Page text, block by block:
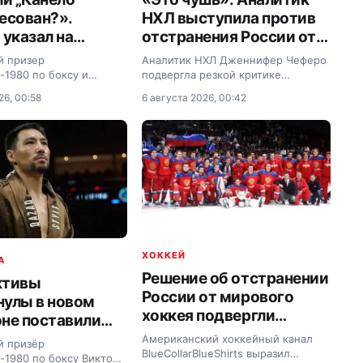
на
призер
по боксу и
длительных простоях
чемпиона мира WBO
и оценил
в
развитии…
00:58
НХЛ выступила против
отстранения России от
мирового хоккея
Аналитик НХЛ Дженнифер Чеферо
подвергла резкой критике
федерации хоккея сохранить
отстранение сборной России от
международных соревнований.
6 августа 2026, 00:42
в новом
поставили
призёр
по боксу Виктор
ХОККЕЙ
Решение об отстранении
России от мирового
хоккея подвергли
критике
Американский хоккейный канал
BlueCollarBlueShirts выразил